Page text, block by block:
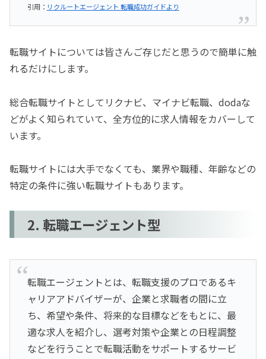
引用： リクルートエージェント 転職成功ガイドより
転職サイトについては皆さんご存じだと思うので簡単に触
れるだけにします。
総合転職サイトとしてリクナビ、マイナビ転職、dodaな
どがよく知られていて、全方位的に求人情報をカバーして
います。
転職サイトには大手でなくても、業界や職種、年齢などの
特定の条件に強い転職サイトもあります。
2. 転職エージェント型
転職エージェントとは、転職支援のプロであるキ
ャリアアドバイザーが、企業と求職者の間に立
ち、希望や条件、将来的な目標などをもとに、最
適な求人を紹介し、選考対策や企業との日程調整
などを行うことで転職活動をサポートするサービ